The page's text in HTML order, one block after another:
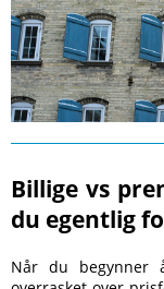
Billige vs
du egentlig
Når du